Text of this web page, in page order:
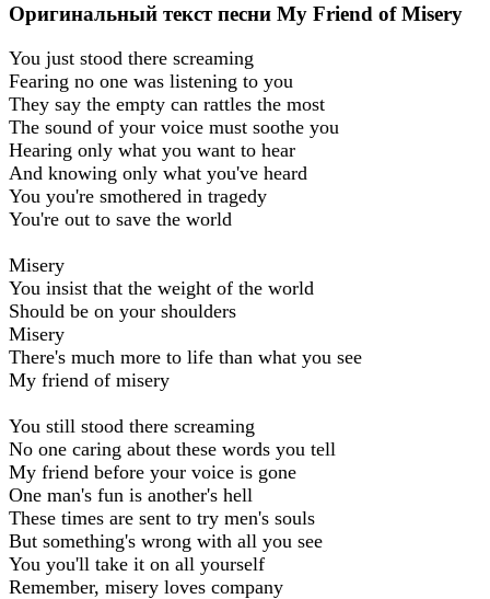
Оригинальный текст песни My Friend of Misery
You just stood there screaming
Fearing no one was listening to you
They say the empty can rattles the most
The sound of your voice must soothe you
Hearing only what you want to hear
And knowing only what you've heard
You you're smothered in tragedy
You're out to save the world
Misery
You insist that the weight of the world
Should be on your shoulders
Misery
There's much more to life than what you see
My friend of misery
You still stood there screaming
No one caring about these words you tell
My friend before your voice is gone
One man's fun is another's hell
These times are sent to try men's souls
But something's wrong with all you see
You you'll take it on all yourself
Remember, misery loves company